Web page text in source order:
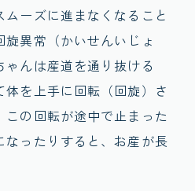
ーズに進まなくなること
異常（かいせんいじょ
ゃんは産道を通り抜ける
を上手に回転（回旋）さ
の回転が途中で止まった
なったりすると、お産が長